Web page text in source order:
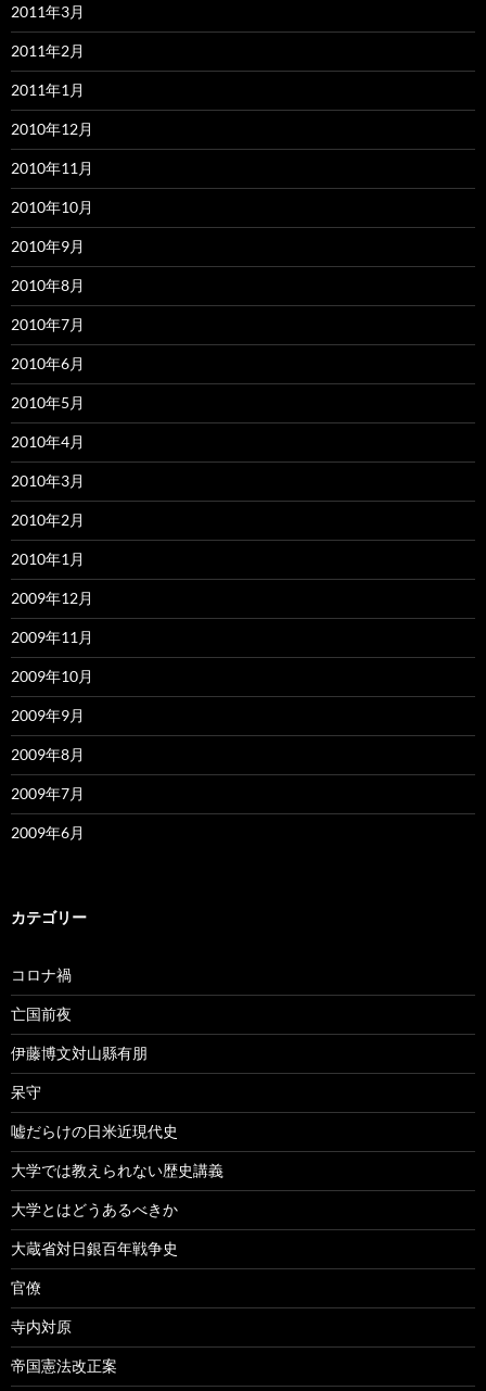
2011年3月
2011年2月
2011年1月
2010年12月
2010年11月
2010年10月
2010年9月
2010年8月
2010年7月
2010年6月
2010年5月
2010年4月
2010年3月
2010年2月
2010年1月
2009年12月
2009年11月
2009年10月
2009年9月
2009年8月
2009年7月
2009年6月
カテゴリー
コロナ禍
亡国前夜
伊藤博文対山縣有朋
呆守
嘘だらけの日米近現代史
大学では教えられない歴史講義
大学とはどうあるべきか
大蔵省対日銀百年戦争史
官僚
寺内対原
帝国憲法改正案